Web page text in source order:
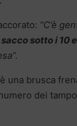
“C’è
sotto i 10
una brusca
dei